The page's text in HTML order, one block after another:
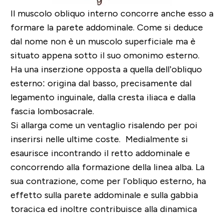
Il muscolo obliquo interno concorre anche esso a
formare la parete addominale. Come si deduce
dal nome non è un muscolo superficiale ma è
situato appena sotto il suo omonimo esterno.
Ha una inserzione opposta a quella dell’obliquo
esterno: origina dal basso, precisamente dal
legamento inguinale, dalla cresta iliaca e dalla
fascia lombosacrale.
Si allarga come un ventaglio risalendo per poi
inserirsi nelle ultime coste. Medialmente si
esaurisce incontrando il retto addominale e
concorrendo alla formazione della linea alba. La
sua contrazione, come per l’obliquo esterno, ha
effetto sulla parete addominale e sulla gabbia
toracica ed inoltre contribuisce alla dinamica